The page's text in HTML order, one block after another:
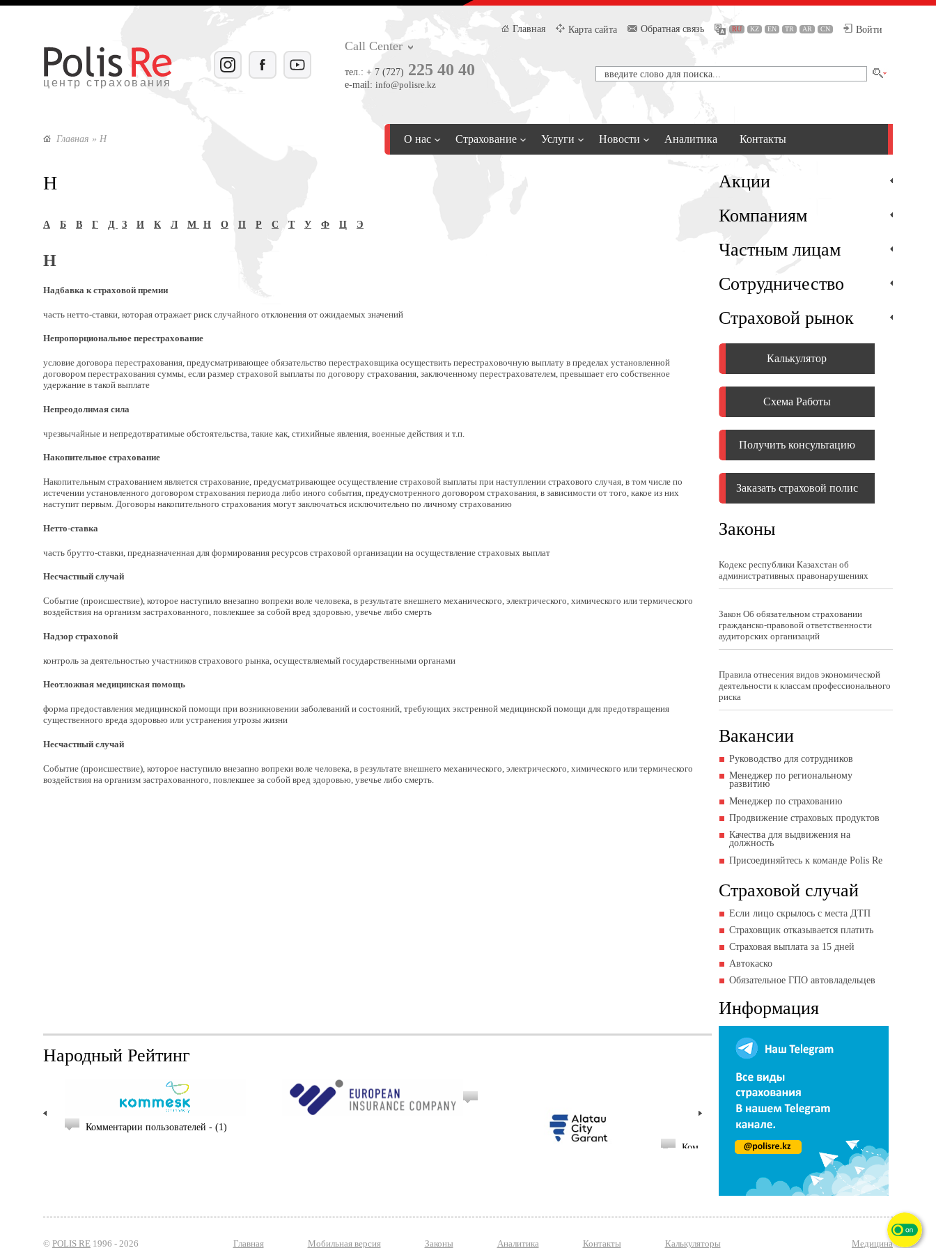
центр страхования
Call Center
тел.: + 7 (727) 225 40 40
e-mail: info@polisre.kz
Главная Карта сайта Обратная связь RU KZ EN TR AR CN Войти
Главная » Н О нас Страхование Услуги Новости Аналитика Контакты
Н
А Б В Г Д З И К Л М Н О П Р С Т У Ф Ц Э
Н
Надбавка к страховой премии
часть нетто-ставки, которая отражает риск случайного отклонения от ожидаемых значений
Непропорциональное перестрахование
условие договора перестрахования, предусматривающее обязательство перестраховщика осуществить перестраховочную выплату в пределах установленной
договором перестрахования суммы, если размер страховой выплаты по договору страхования, заключенному перестрахователем, превышает его собственное
удержание в такой выплате
Непреодолимая сила
чрезвычайные и непредотвратимые обстоятельства, такие как, стихийные явления, военные действия и т.п.
Накопительное страхование
Накопительным страхованием является страхование, предусматривающее осуществление страховой выплаты при наступлении страхового случая, в том числе по
истечении установленного договором страхования периода либо иного события, предусмотренного договором страхования, в зависимости от того, какое из них
наступит первым. Договоры накопительного страхования могут заключаться исключительно по личному страхованию
Нетто-ставка
часть брутто-ставки, предназначенная для формирования ресурсов страховой организации на осуществление страховых выплат
Несчастный случай
Событие (происшествие), которое наступило внезапно вопреки воле человека, в результате внешнего механического, электрического, химического или термического
воздействия на организм застрахованного, повлекшее за собой вред здоровью, увечье либо смерть
Надзор страховой
контроль за деятельностью участников страхового рынка, осуществляемый государственными органами
Неотложная медицинская помощь
форма предоставления медицинской помощи при возникновении заболеваний и состояний, требующих экстренной медицинской помощи для предотвращения
существенного вреда здоровью или устранения угрозы жизни
Несчастный случай
Событие (происшествие), которое наступило внезапно вопреки воле человека, в результате внешнего механического, электрического, химического или термического
воздействия на организм застрахованного, повлекшее за собой вред здоровью, увечье либо смерть.
Акции
Компаниям
Частным лицам
Сотрудничество
Страховой рынок
Калькулятор
Схема Работы
Получить консультацию
Заказать страховой полис
Законы
Кодекс республики Казахстан об
административных правонарушениях
Закон Об обязательном страховании
гражданско-правовой ответственности
аудиторских организаций
Правила отнесения видов экономической
деятельности к классам профессионального
риска
Вакансии
Руководство для сотрудников
Менеджер по региональному
развитию
Менеджер по страхованию
Продвижение страховых продуктов
Качества для выдвижения на
должность
Присоединяйтесь к команде Polis Re
Страховой случай
Если лицо скрылось с места ДТП
Страховщик отказывается платить
Страховая выплата за 15 дней
Автокаско
Обязательное ГПО автовладельцев
Информация
Народный Рейтинг
Комментарии пользователей - (1)
Комментарии пользователей - (0)
© POLIS RE 1996 - 2026 Главная Мобильная версия Законы Аналитика Контакты Калькуляторы Медицина